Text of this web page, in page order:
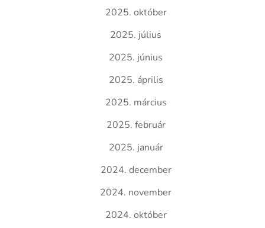
2025. október
2025. július
2025. június
2025. április
2025. március
2025. február
2025. január
2024. december
2024. november
2024. október